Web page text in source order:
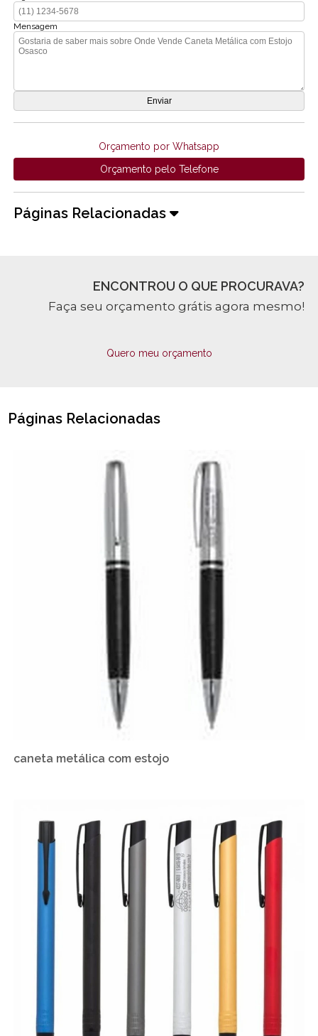
Mensagem
Orçamento por Whatsapp
Orçamento pelo Telefone
Páginas Relacionadas
ENCONTROU O QUE PROCURAVA?
Faça seu orçamento grátis agora mesmo!
Quero meu orçamento
Páginas Relacionadas
caneta metálica com estojo